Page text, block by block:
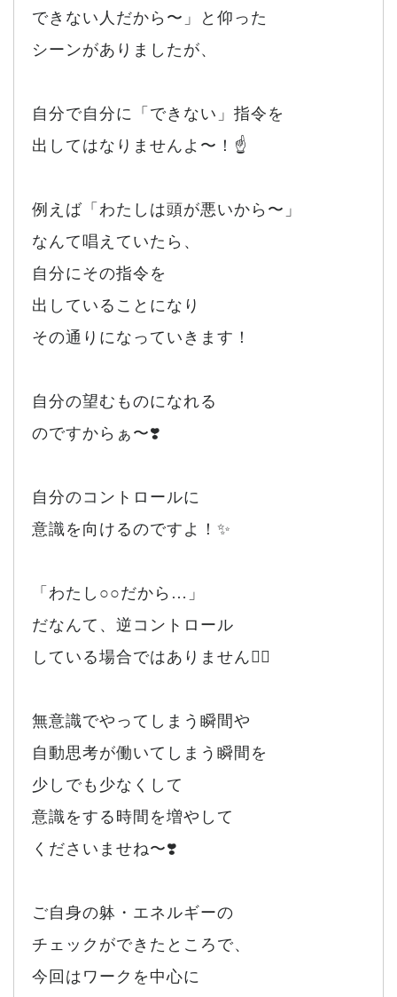
できない人だから〜」と仰った
シーンがありましたが、
自分で自分に「できない」指令を
出してはなりませんよ〜！☝️
例えば「わたしは頭が悪いから〜」
なんて唱えていたら、
自分にその指令を
出していることになり
その通りになっていきます！
自分の望むものになれる
のですからぁ〜❣️
自分のコントロールに
意識を向けるのですよ！✨
「わたし○○だから…」
だなんて、逆コントロール
している場合ではありません🙂‍↕️
無意識でやってしまう瞬間や
自動思考が働いてしまう瞬間を
少しでも少なくして
意識をする時間を増やして
くださいませね〜❣️
ご自身の躰・エネルギーの
チェックができたところで、
今回はワークを中心に